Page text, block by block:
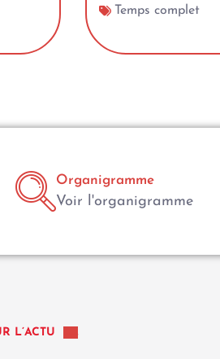
Temps complet
Organigramme
Voir l'organigramme
L’ACTU